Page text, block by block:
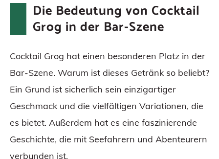
Die Bedeutung von Cocktail
Grog in der Bar-Szene
Cocktail Grog hat einen besonderen Platz in der
Bar-Szene. Warum ist dieses Getränk so beliebt?
Ein Grund ist sicherlich sein einzigartiger
Geschmack und die vielfältigen Variationen, die
es bietet. Außerdem hat es eine faszinierende
Geschichte, die mit Seefahrern und Abenteurern
verbunden ist.